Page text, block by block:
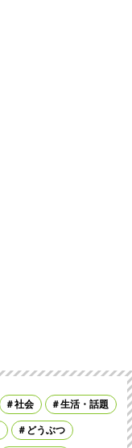
社会 生活・話題
どうぶつ